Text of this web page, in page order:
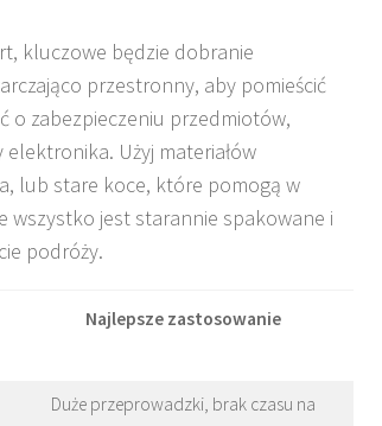
kluczowe będzie dobranie
przestronny, aby pomieścić
o zabezpieczeniu przedmiotów,
elektronika. Użyj materiałów
lub stare koce, które pomogą w
wszystko jest starannie spakowane i
podróży.
Najlepsze zastosowanie
Duże przeprowadzki, brak czasu na